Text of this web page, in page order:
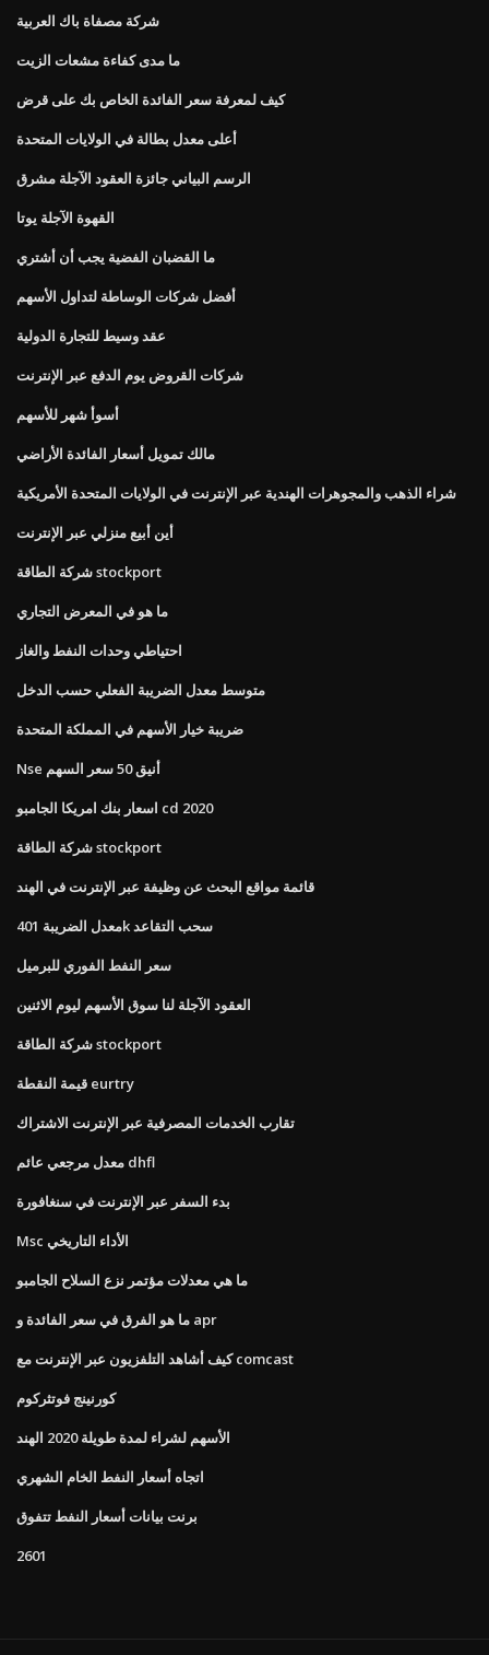
شركة مصفاة باك العربية
ما مدى كفاءة مشعات الزيت
كيف لمعرفة سعر الفائدة الخاص بك على قرض
أعلى معدل بطالة في الولايات المتحدة
الرسم البياني جائزة العقود الآجلة مشرق
القهوة الآجلة يوتا
ما القضبان الفضية يجب أن أشتري
أفضل شركات الوساطة لتداول الأسهم
عقد وسيط للتجارة الدولية
شركات القروض يوم الدفع عبر الإنترنت
أسوأ شهر للأسهم
مالك تمويل أسعار الفائدة الأراضي
شراء الذهب والمجوهرات الهندية عبر الإنترنت في الولايات المتحدة الأمريكية
أين أبيع منزلي عبر الإنترنت
شركة الطاقة stockport
ما هو في المعرض التجاري
احتياطي وحدات النفط والغاز
متوسط ​​معدل الضريبة الفعلي حسب الدخل
ضريبة خيار الأسهم في المملكة المتحدة
Nse أنيق 50 سعر السهم
اسعار بنك امريكا الجامبو cd 2020
شركة الطاقة stockport
قائمة مواقع البحث عن وظيفة عبر الإنترنت في الهند
معدل الضريبة 401k سحب التقاعد
سعر النفط الفوري للبرميل
العقود الآجلة لنا سوق الأسهم ليوم الاثنين
شركة الطاقة stockport
قيمة النقطة eurtry
تقارب الخدمات المصرفية عبر الإنترنت الاشتراك
معدل مرجعي عائم dhfl
بدء السفر عبر الإنترنت في سنغافورة
Msc الأداء التاريخي
ما هي معدلات مؤتمر نزع السلاح الجامبو
ما هو الفرق في سعر الفائدة و apr
كيف أشاهد التلفزيون عبر الإنترنت مع comcast
كورنينج فوتثركوم
الأسهم لشراء لمدة طويلة 2020 الهند
اتجاه أسعار النفط الخام الشهري
برنت بيانات أسعار النفط تتفوق
2601